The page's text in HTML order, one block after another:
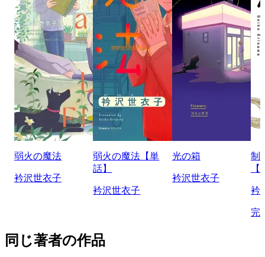
弱火の魔法
衿沢世衣子
弱火の魔法【単
話】
衿沢世衣子
光の箱
衿沢世衣子
制
衿
完
同じ著者の作品